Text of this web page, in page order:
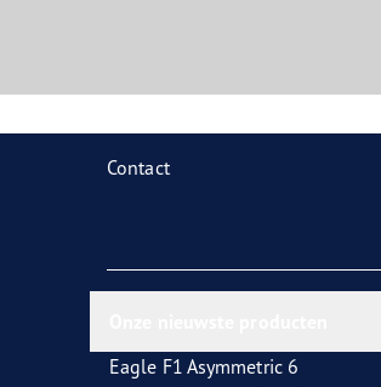
Contact
Eagle F1 Asymmetric 6